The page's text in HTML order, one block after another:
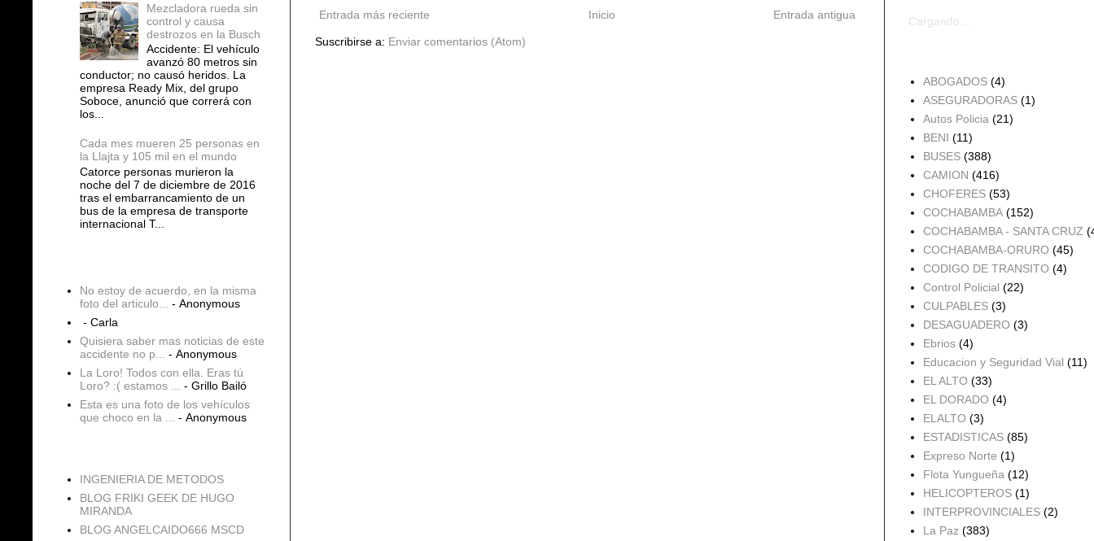
Entrada más reciente Entrada antigua
Inicio
Suscribirse a: Enviar comentarios (Atom)
Mezcladora rueda sin
control y causa
destrozos en la Busch
Accidente: El vehículo
avanzó 80 metros sin
conductor; no causó heridos. La
empresa Ready Mix, del grupo
Soboce, anunció que correrá con
los...
Cada mes mueren 25 personas en
la Llajta y 105 mil en el mundo
Catorce personas murieron la
noche del 7 de diciembre de 2016
tras el embarrancamiento de un
bus de la empresa de transporte
internacional T...
No estoy de acuerdo, en la misma
foto del articulo...
- Anonymous
- Carla
Quisiera saber mas noticias de este
accidente no p...
- Anonymous
La Loro! Todos con ella. Eras tú
Loro? :( estamos ...
- Grillo Bailó
Esta es una foto de los vehículos
que choco en la ...
- Anonymous
INGENIERIA DE METODOS
BLOG FRIKI GEEK DE HUGO
MIRANDA
BLOG ANGELCAIDO666 MSCD
Cargando...
ABOGADOS (4)
ASEGURADORAS (1)
Autos Policia (21)
BENI (11)
BUSES (388)
CAMION (416)
CHOFERES (53)
COCHABAMBA (152)
COCHABAMBA - SANTA CRUZ
COCHABAMBA-ORURO (45)
CODIGO DE TRANSITO (4)
Control Policial (22)
CULPABLES (3)
DESAGUADERO (3)
Ebrios (4)
Educacion y Seguridad Vial (11)
EL ALTO (33)
EL DORADO (4)
ELALTO (3)
ESTADISTICAS (85)
Expreso Norte (1)
Flota Yungueña (12)
HELICOPTEROS (1)
INTERPROVINCIALES (2)
La Paz (383)